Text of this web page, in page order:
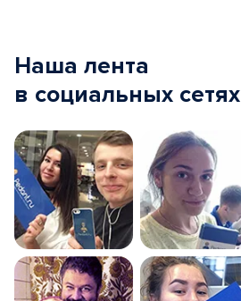
Наша лента
в социальных сетях